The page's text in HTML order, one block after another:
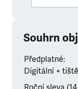
Souhrn
Předplatné:
Digitální +